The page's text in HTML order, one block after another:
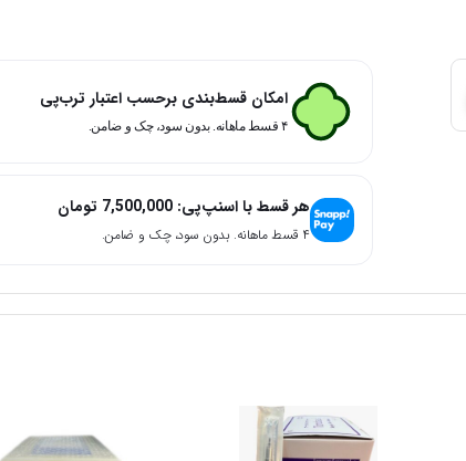
امکان قسط‌بندی برحسب اعتبار ترب‌پی
۴ قسط ماهانه. بدون سود، چک و ضامن.
هر قسط با اسنپ‌پی:7,500,000 تومان
۴ قسط ماهانه. بدون سود، چک و ضامن.